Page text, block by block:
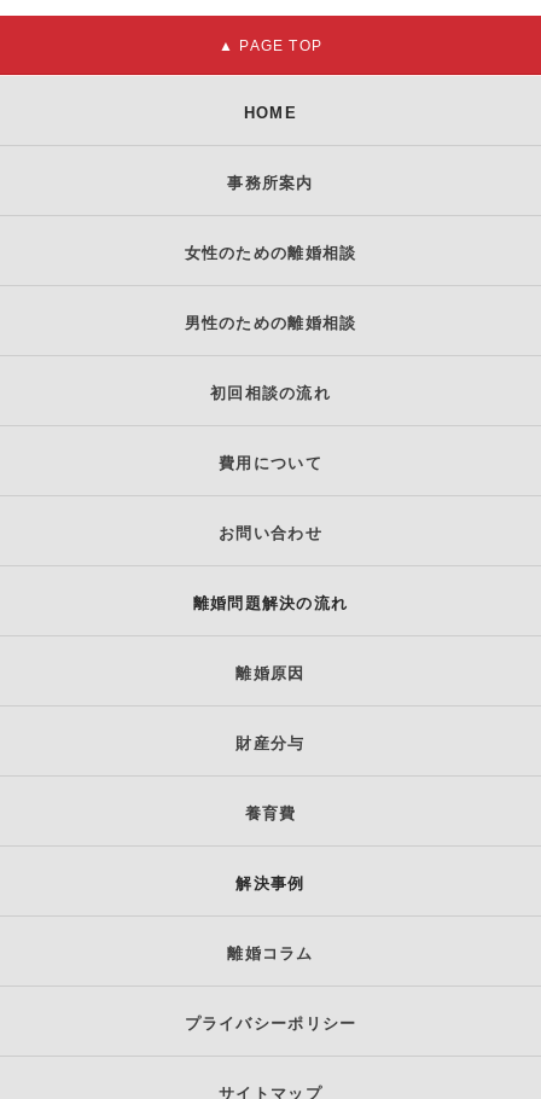
HOME
事務所案内
女性のための離婚相談
男性のための離婚相談
初回相談の流れ
費用について
お問い合わせ
離婚問題解決の流れ
離婚原因
財産分与
養育費
解決事例
離婚コラム
プライバシーポリシー
サイトマップ